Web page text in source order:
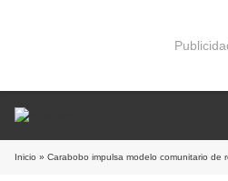
Inicio » Carabobo impulsa modelo comunitario de